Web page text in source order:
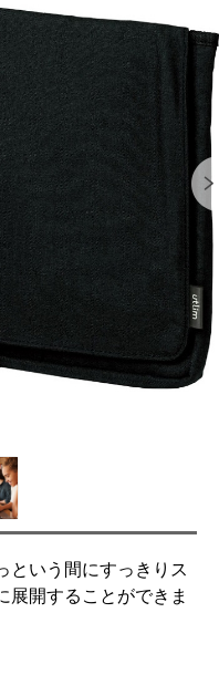
という間にすっきりス
展開することができま